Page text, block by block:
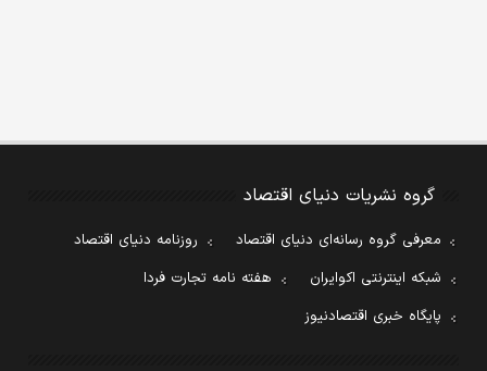
گروه نشریات دنیای اقتصاد
معرفی گروه رسانه‌ای دنیای اقتصاد
روزنامه دنیای اقتصاد
شبکه اینترنتی اکوایران
هفته نامه تجارت فردا
پایگاه خبری اقتصادنیوز